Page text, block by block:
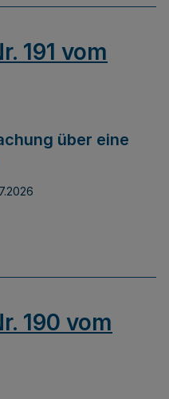
191 vom
über eine
190 vom